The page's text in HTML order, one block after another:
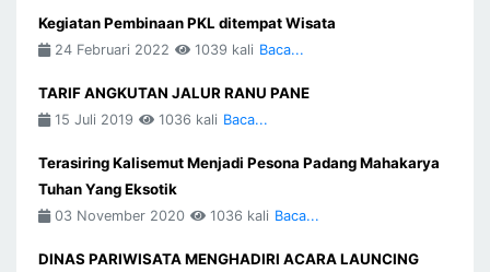
Kegiatan Pembinaan PKL ditempat Wisata
24 Februari 2022 1039 kali Baca...
TARIF ANGKUTAN JALUR RANU PANE
15 Juli 2019 1036 kali Baca...
Terasiring Kalisemut Menjadi Pesona Padang Mahakarya
Tuhan Yang Eksotik
03 November 2020 1036 kali Baca...
DINAS PARIWISATA MENGHADIRI ACARA LAUNCING